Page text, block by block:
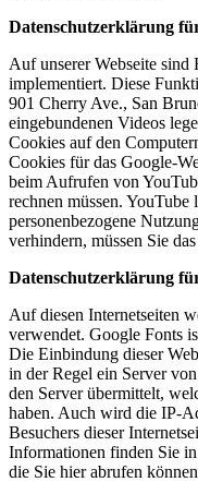
Datenschutzerklärung
Auf unserer Webseite sind
implementiert. Diese
901 Cherry Ave., San
eingebundenen Videos
Cookies auf den
Cookies für das Google-
beim Aufrufen von
rechnen müssen.
personenbezogene
verhindern, müssen Sie
Datenschutzerklärung
Auf diesen Internetseiten
verwendet. Google Fonts
Die Einbindung dieser
in der Regel ein Server
den Server übermittelt,
haben. Auch wird die IP-
Besuchers dieser
Informationen finden Sie
die Sie hier abrufen